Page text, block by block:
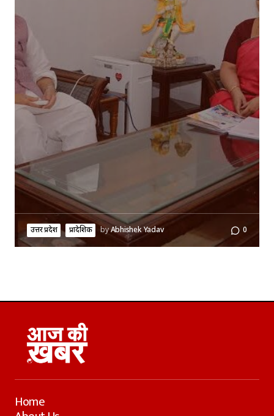
उत्तर प्रदेश प्रादेशिक byAbhishek Yadav 0
Home